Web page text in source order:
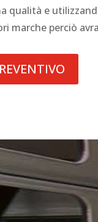
qualità e
marche perciò